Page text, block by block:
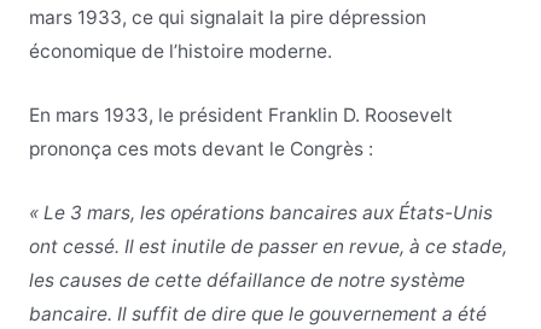
mars 1933, ce qui signalait la pire dépression
économique de l’histoire moderne.
En mars 1933, le président Franklin D. Roosevelt
prononça ces mots devant le Congrès :
« Le 3 mars, les opérations bancaires aux États-Unis
ont cessé. Il est inutile de passer en revue, à ce stade,
les causes de cette défaillance de notre système
bancaire. Il suffit de dire que le gouvernement a été